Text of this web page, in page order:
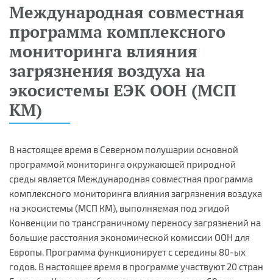
Международная совместная
программа комплексного
мониторинга влияния
загрязнения воздуха на
экосистемы ЕЭК ООН (МСП
КМ)
В настоящее время в Северном полушарии основной
программой мониторинга окружающей природной
среды является Международная совместная программа
комплексного мониторинга влияния загрязнения воздуха
на экосистемы (МСП КМ), выполняемая под эгидой
Конвенции по трансграничному переносу загрязнений на
большие расстояния экономической комиссии ООН для
Европы. Программа функционирует с середины 80-ых
годов. В настоящее время в программе участвуют 20 стран